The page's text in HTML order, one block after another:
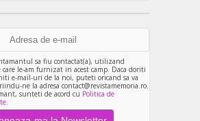
sa fiu contactat(a), utilizand
le-am furnizat in acest camp. Daca doriti
e-mail-uri de la noi, puteti oricand sa va
ne la adresa contact@revistamemoria.ro.
sunteti de acord cu Politica de